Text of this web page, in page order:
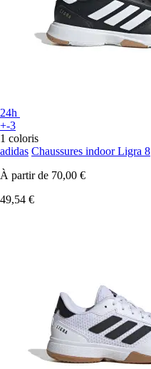
24h
+-3
1 coloris
adidas Chaussures indoor Ligra 8
À partir de 70,00 €
49,54 €